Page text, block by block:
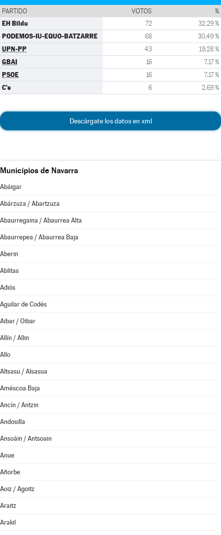
PARTIDO VOTOS %
EH Bildu 72 32,29 %
PODEMOS-IU-EQUO-BATZARRE 68 30,49 %
UPN-PP 43 19,28 %
GBAI 16 7,17 %
PSOE 16 7,17 %
C's 6 2,69 %
Descárgate los datos en xml
Municipios de Navarra
Abáigar
Abárzuza / Abartzuza
Abaurregaina / Abaurrea Alta
Abaurrepea / Abaurrea Baja
Aberin
Ablitas
Adiós
Aguilar de Codés
Aibar / Oibar
Allín / Allin
Allo
Altsasu / Alsasua
Améscoa Baja
Ancín / Antzin
Andosilla
Ansoáin / Antsoain
Anue
Añorbe
Aoiz / Agoitz
Araitz
Arakil